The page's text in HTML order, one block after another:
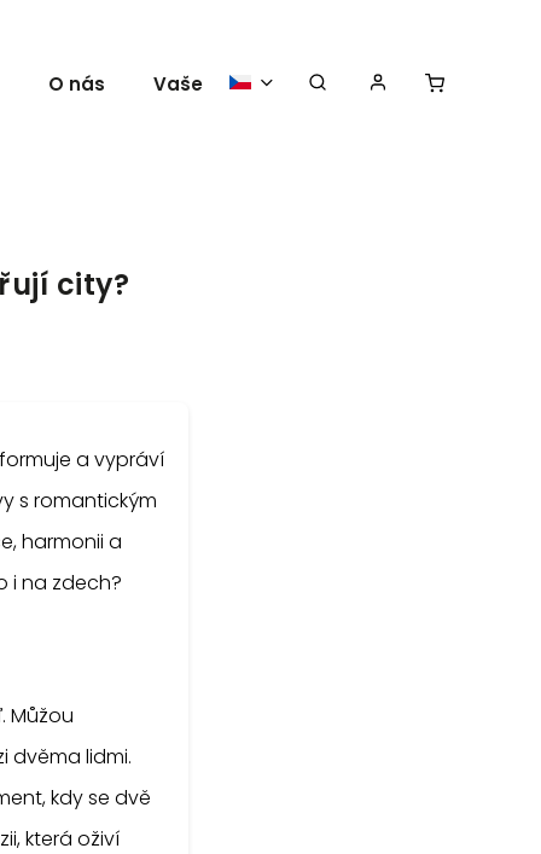
O nás Vaše plakáty
city?
a vypráví
s romantickým
harmonii a
i na zdech?
Můžou
dvěma lidmi.
kdy se dvě
která oživí